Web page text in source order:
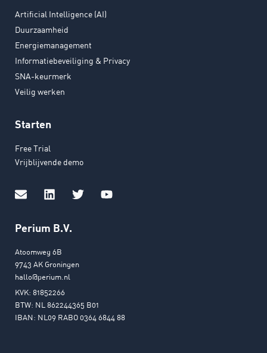
Artificial Intelligence (AI)
Duurzaamheid
Energiemanagement
Informatiebeveiliging & Privacy
SNA-keurmerk
Veilig werken
Starten
Free Trial
Vrijblijvende demo
Perium B.V.
Atoomweg 6B
9743 AK Groningen
hallo@perium.nl
KVK: 81852266
BTW: NL 862244365 B01
IBAN: NL09 RABO 0364 6844 88